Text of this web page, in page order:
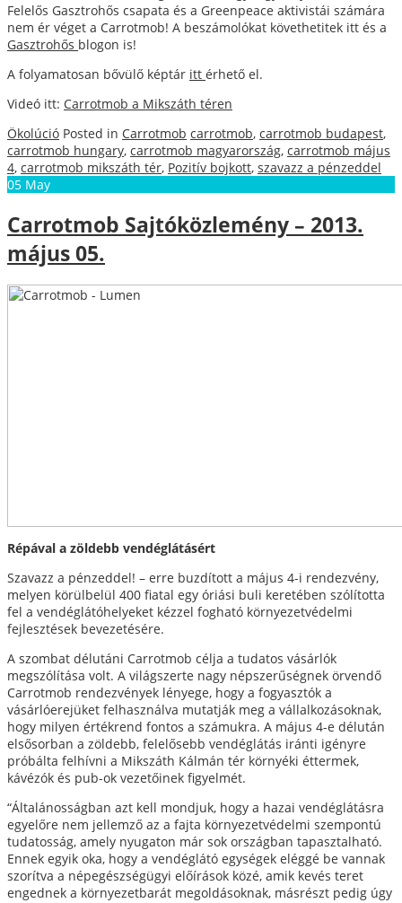
Felelős Gasztrohős csapata és a Greenpeace aktivistái számára
nem ér véget a Carrotmob! A beszámolókat követhetitek itt és a
Gasztrohős blogon is!
A folyamatosan bővülő képtár itt érhető el.
Videó itt: Carrotmob a Mikszáth téren
Ökolúció Posted in Carrotmob carrotmob, carrotmob budapest,
carrotmob hungary, carrotmob magyarország, carrotmob május
4, carrotmob mikszáth tér, Pozitív bojkott, szavazz a pénzeddel
05 May
Carrotmob Sajtóközlemény – 2013.
május 05.
Répával a zöldebb vendéglátásért
Szavazz a pénzeddel! – erre buzdított a május 4-i rendezvény,
melyen körülbelül 400 fiatal egy óriási buli keretében szólította
fel a vendéglátóhelyeket kézzel fogható környezetvédelmi
fejlesztések bevezetésére.
A szombat délutáni Carrotmob célja a tudatos vásárlók
megszólítása volt. A világszerte nagy népszerűségnek örvendő
Carrotmob rendezvények lényege, hogy a fogyasztók a
vásárlóerejüket felhasználva mutatják meg a vállalkozásoknak,
hogy milyen értékrend fontos a számukra. A május 4-e délután
elsősorban a zöldebb, felelősebb vendéglátás iránti igényre
próbálta felhívni a Mikszáth Kálmán tér környéki éttermek,
kávézók és pub-ok vezetőinek figyelmét.
“Általánosságban azt kell mondjuk, hogy a hazai vendéglátásra
egyelőre nem jellemző az a fajta környezetvédelmi szempontú
tudatosság, amely nyugaton már sok országban tapasztalható.
Ennek egyik oka, hogy a vendéglátó egységek eléggé be vannak
szorítva a népegészségügyi előírások közé, amik kevés teret
engednek a környezetbarát megoldásoknak, másrészt pedig úgy